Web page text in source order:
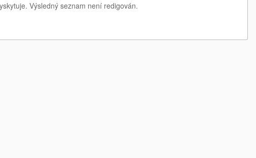
Výsledný seznam není redigován.